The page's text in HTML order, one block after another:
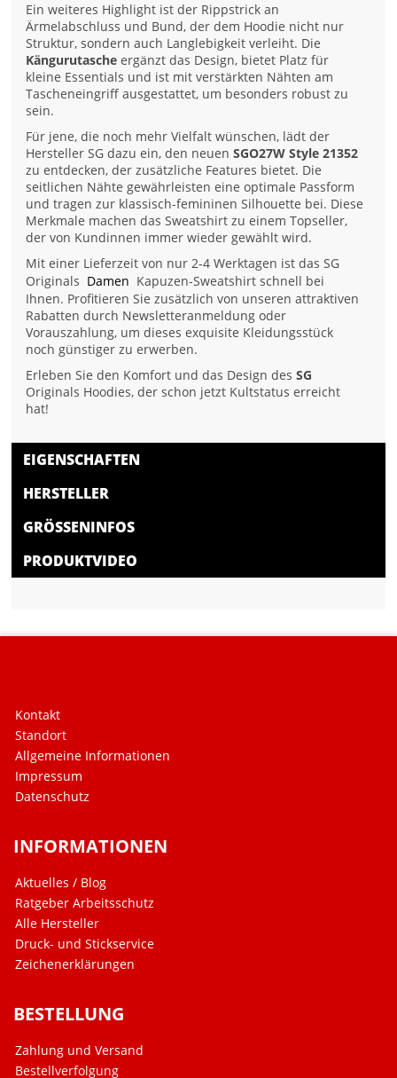
Ein weiteres Highlight ist der Rippstrick an
Ärmelabschluss und Bund, der dem Hoodie nicht nur
Struktur, sondern auch Langlebigkeit verleiht. Die
Kängurutasche ergänzt das Design, bietet Platz für
kleine Essentials und ist mit verstärkten Nähten am
Tascheneingriff ausgestattet, um besonders robust zu
sein.
Für jene, die noch mehr Vielfalt wünschen, lädt der
Hersteller SG dazu ein, den neuenSGO27W Style 21352
zu entdecken, der zusätzliche Features bietet. Die
seitlichen Nähte gewährleisten eine optimale Passform
und tragen zur klassisch-femininen Silhouette bei. Diese
Merkmale machen das Sweatshirt zu einem Topseller,
der von Kundinnen immer wieder gewählt wird.
Mit einer Lieferzeit von nur 2-4 Werktagen ist das SG
Originals Damen Kapuzen-Sweatshirt schnell bei
Ihnen. Profitieren Sie zusätzlich von unseren attraktiven
Rabatten durch Newsletteranmeldung oder
Vorauszahlung, um dieses exquisite Kleidungsstück
noch günstiger zu erwerben.
Erleben Sie den Komfort und das Design desSG
Originals Hoodies, der schon jetzt Kultstatus erreicht
hat!
EIGENSCHAFTEN
HERSTELLER
GRÖSSENINFOS
PRODUKTVIDEO
Kontakt
Standort
Allgemeine Informationen
Impressum
Datenschutz
INFORMATIONEN
Aktuelles / Blog
Ratgeber Arbeitsschutz
Alle Hersteller
Druck- und Stickservice
Zeichenerklärungen
BESTELLUNG
Zahlung und Versand
Bestellverfolgung